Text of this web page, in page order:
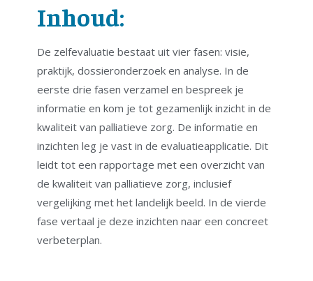
Inhoud:
De zelfevaluatie bestaat uit vier fasen: visie,
praktijk, dossieronderzoek en analyse. In de
eerste drie fasen verzamel en bespreek je
informatie en kom je tot gezamenlijk inzicht in de
kwaliteit van palliatieve zorg. De informatie en
inzichten leg je vast in de evaluatieapplicatie. Dit
leidt tot een rapportage met een overzicht van
de kwaliteit van palliatieve zorg, inclusief
vergelijking met het landelijk beeld. In de vierde
fase vertaal je deze inzichten naar een concreet
verbeterplan.